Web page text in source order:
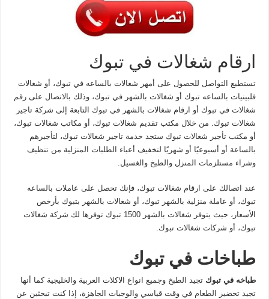
ارقام شغالات في تبوك
تستطيع التواصل للحصول على أمهر شغالات بالساعه في تبوك، أو شغالات
فلبينيات بالساعه تبوك أو شغالات بالشهر في تبوك، وذلك بالاتصال على رقم
شغالات في تبوك أو ارقام شغالات بالشهر في تبوك التابعة إلى شركة تاجير
شغالات تبوك. من خلال مكتب تقديم شغالات تبوك، أو مكاتب شغالات تبوك،
أو مكتب تأجير شغالات تبوك ستجد خدمة تاجير شغالات تبوك، لتأجيرهم
بالساعة أو أسبوعيًا أو شهريًا لتخفيف أعباء الطلبات المنزلية من تنظيف
وشراء مستلزمات المنزل والطبخ والغسيل.
عند اتصالك على ارقام شغالات تبوك، فإنك تحصل على عاملات بالساعه
تبوك، أو عاملة منزلية بالشهر تبوك، أو شغالات بالشهر بتبوك بأرخص
الأسعار، حيث يتوفر شغالات بالشهر 1500 تبوك توفرها لك شركة شغالات
تبوك، أو شركات شغالات تبوك.
طباخات في تبوك
طباخه في تبوك تجيد الطبخ وجميع انواع الاكلات العربية والخليجية كما أنها
تجيد تحضير الطعام في وقت قياسي والوجبات الجاهزة، إذا كنت تبحثين عن